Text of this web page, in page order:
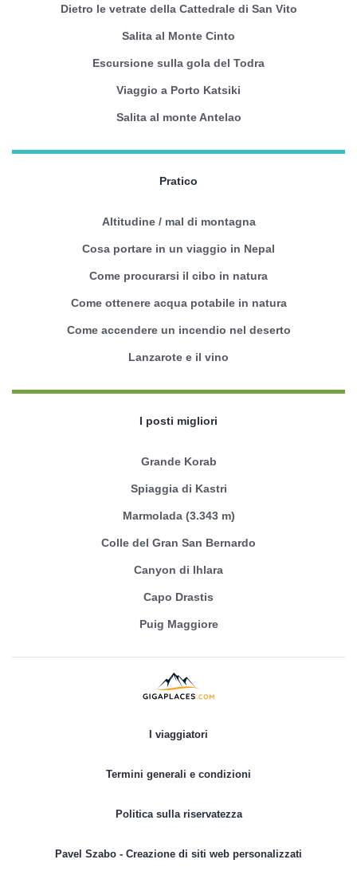
Dietro le vetrate della Cattedrale di San Vito
Salita al Monte Cinto
Escursione sulla gola del Todra
Viaggio a Porto Katsiki
Salita al monte Antelao
Pratico
Altitudine / mal di montagna
Cosa portare in un viaggio in Nepal
Come procurarsi il cibo in natura
Come ottenere acqua potabile in natura
Come accendere un incendio nel deserto
Lanzarote e il vino
I posti migliori
Grande Korab
Spiaggia di Kastri
Marmolada (3.343 m)
Colle del Gran San Bernardo
Canyon di Ihlara
Capo Drastis
Puig Maggiore
I viaggiatori
Termini generali e condizioni
Politica sulla riservatezza
Pavel Szabo - Creazione di siti web personalizzati